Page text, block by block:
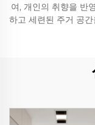
여, 개인의 취향을 반
하고 세련된 주거 공